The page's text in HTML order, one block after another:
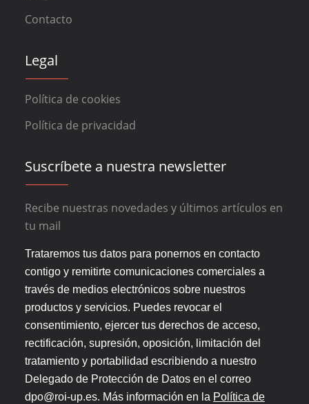
Contacto
Legal
Política de cookies
Política de privacidad
Suscríbete a nuestra newsletter
Recibe nuestras novedades y últimos artículos en
tu mail
Trataremos tus datos para ponernos en contacto
contigo y remitirte comunicaciones comerciales a
través de medios electrónicos sobre nuestros
productos y servicios. Puedes revocar el
consentimiento, ejercer tus derechos de acceso,
rectificación, supresión, oposición, limitación del
tratamiento y portabilidad escribiendo a nuestro
Delegado de Protección de Datos en el correo
dpo@roi-up.es. Más información en la Política de